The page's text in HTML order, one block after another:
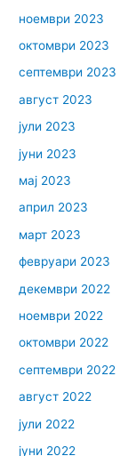
ноември 2023
октомври 2023
септември 2023
август 2023
јули 2023
јуни 2023
мај 2023
април 2023
март 2023
февруари 2023
декември 2022
ноември 2022
октомври 2022
септември 2022
август 2022
јули 2022
јуни 2022